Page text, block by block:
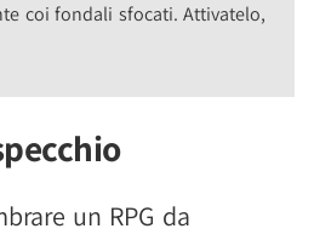
coi fondali sfocati. Attivatelo,
un RPG da